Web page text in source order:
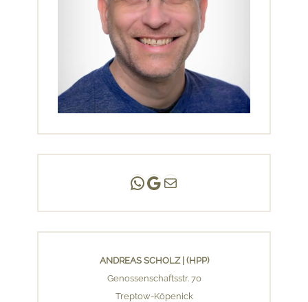
Andreas Scholz | (HPP)
Praxis Adlershof
E-Mail an mich ...
ANDREAS SCHOLZ | (HPP)
Genossenschaftsstr. 70
Treptow-Köpenick